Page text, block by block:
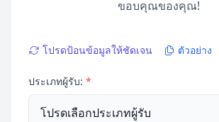
ขอบคุณของคุณ!
โปรดป้อนข้อมูลให้ชัดเจน ตัวอย่าง
ประเภทผู้รับ: *